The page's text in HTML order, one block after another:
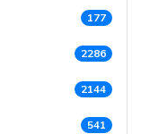
177
2286
2144
541